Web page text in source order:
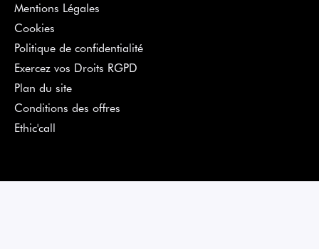
Mentions Légales
Cookies
Politique de confidentialité
Exercez vos Droits RGPD
Plan du site
Conditions des offres
Ethic'call